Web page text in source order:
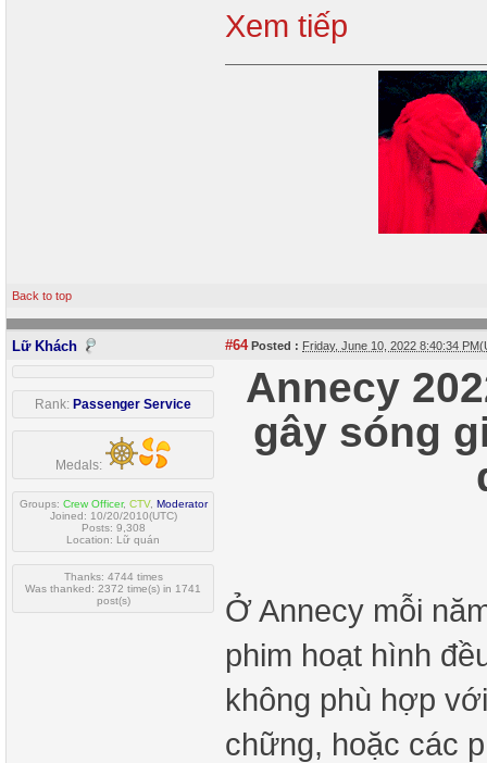
Xem tiếp
Back to top
Lữ Khách #64Posted : Friday, June 10, 2022 8:40:34
Rank: Passenger Service
Medals:
Groups: Crew Officer, CTV, Moderator
Joined: 10/20/2010(UTC)
Posts: 9,308
Location: Lữ quán
Thanks: 4744 times
Was thanked: 2372 time(s) in 1741
post(s)
Annecy
gây sóng
Ở Annecy mỗi
phim hoạt hình
không phù hợp
chững, hoặc các